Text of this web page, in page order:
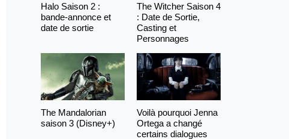
Halo Saison 2 :
bande-annonce et
date de sortie
The Witcher Saison 4
: Date de Sortie,
Casting et
Personnages
The Mandalorian
saison 3 (Disney+)
Voilà pourquoi Jenna
Ortega a changé
certains dialogues